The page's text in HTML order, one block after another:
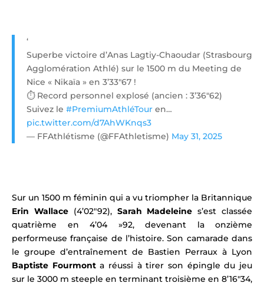
‘
Superbe victoire d’Anas Lagtiy-Chaoudar (Strasbourg
Agglomération Athlé) sur le 1500 m du Meeting de
Nice « Nikaïa » en 3’33″67 !
⏱️ Record personnel explosé (ancien : 3’36″62)
Suivez le #PremiumAthléTour en…
pic.twitter.com/d7AhWKnqs3
— FFAthlétisme (@FFAthletisme) May 31, 2025
Sur un 1500 m féminin qui a vu triompher la Britannique
Erin Wallace(4’02″92), Sarah Madeleine s’est classée
quatrième en 4’04 »92, devenant la onzième
performeuse française de l’histoire. Son camarade dans
le groupe d’entraînement de Bastien Perraux à Lyon
Baptiste Fourmonta réussi à tirer son épingle du jeu
sur le 3000 m steeple en terminant troisième en 8’16″34,